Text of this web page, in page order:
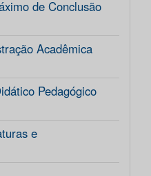
de Conclusão
Acadêmica
Pedagógico
e